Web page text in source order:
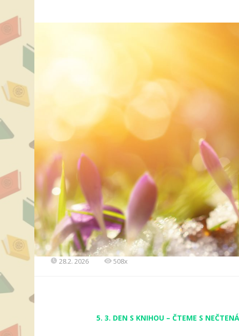
28.2. 2026 508x
5. 3. DEN S KNIHOU – ČTEME S